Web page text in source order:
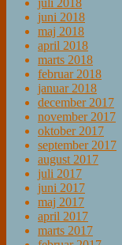
juni 2018
maj 2018
april 2018
marts 2018
februar 2018
januar 2018
december 2017
november 2017
oktober 2017
september 2017
august 2017
juli 2017
juni 2017
maj 2017
april 2017
marts 2017